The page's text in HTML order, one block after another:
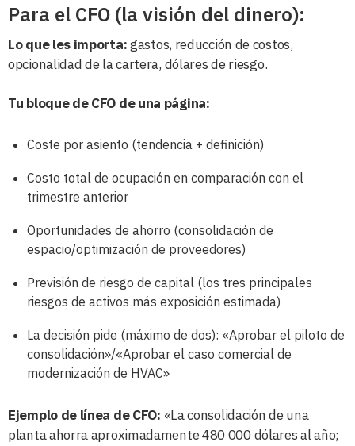
Para el CFO (la visión del dinero):
Lo que les importa:gastos, reducción de costos,
opcionalidad de la cartera, dólares de riesgo.
Tu bloque de CFO de una página:
Coste por asiento (tendencia + definición)
Costo total de ocupación en comparación con el
trimestre anterior
Oportunidades de ahorro (consolidación de
espacio/optimización de proveedores)
Previsión de riesgo de capital (los tres principales
riesgos de activos más exposición estimada)
La decisión pide (máximo de dos): «Aprobar el piloto de
consolidación»/«Aprobar el caso comercial de
modernización de HVAC»
Ejemplo de línea de CFO: «La consolidación de una
planta ahorra aproximadamente 480 000 dólares al año;